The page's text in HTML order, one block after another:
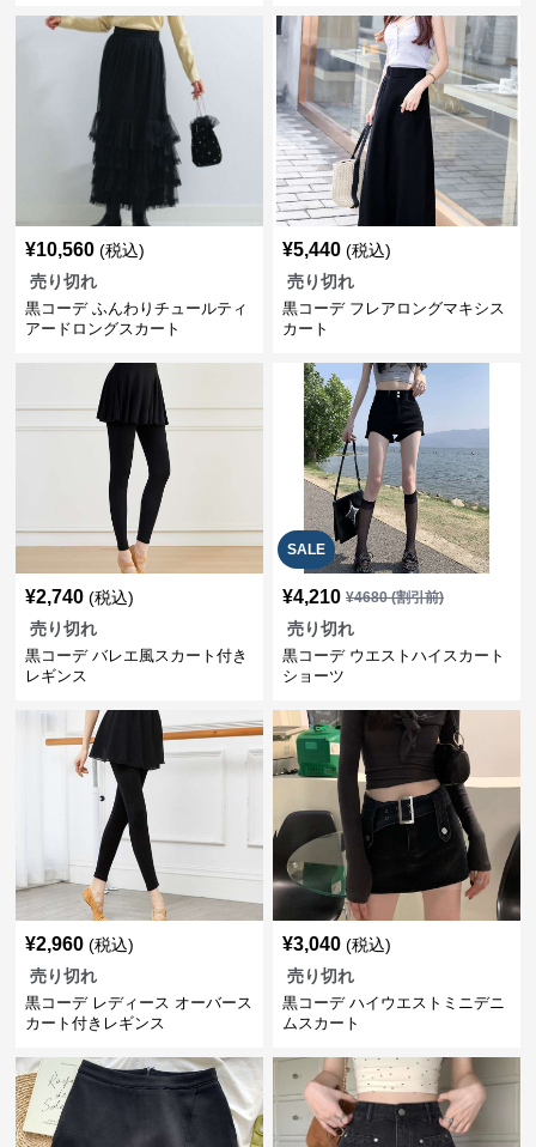
¥10,560 (税込)
売り切れ
黒コーデ ふんわりチュールティ
アードロングスカート
¥5,440 (税込)
売り切れ
黒コーデ フレアロングマキシス
カート
¥2,740 (税込)
売り切れ
黒コーデ バレエ風スカート付き
レギンス
SALE
¥4,210 ¥4680(割引前)
売り切れ
黒コーデ ウエストハイスカート
ショーツ
¥2,960 (税込)
売り切れ
黒コーデ レディース オーバース
カート付きレギンス
¥3,040 (税込)
売り切れ
黒コーデ ハイウエストミニデニ
ムスカート